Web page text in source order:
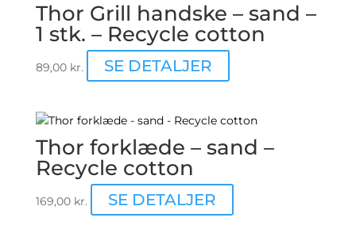
Thor Grill handske – sand –
1 stk. – Recycle cotton
89,00 kr. SE DETALJER
Thor forklæde – sand –
Recycle cotton
169,00 kr. SE DETALJER